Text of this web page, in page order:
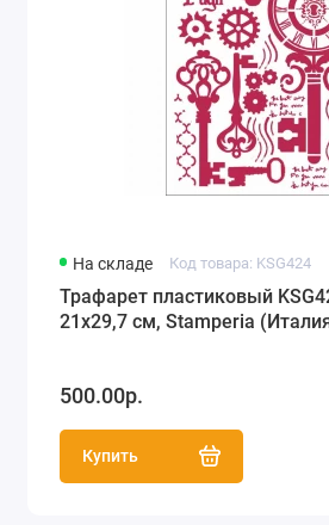
На складе Код товара: KSG424
Трафарет пластиковый
21х29,7 см, Stamperia
500.00р.
Купить